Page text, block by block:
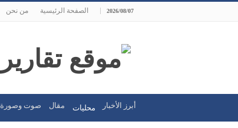
2026/08/07 الصفحة الرئيسية من نحن
أبرز الأخبار محليات مقال صوت وصورة